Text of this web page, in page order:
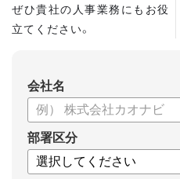
ぜひ貴社の人事業務にもお役
立てください。
会社名
部署区分